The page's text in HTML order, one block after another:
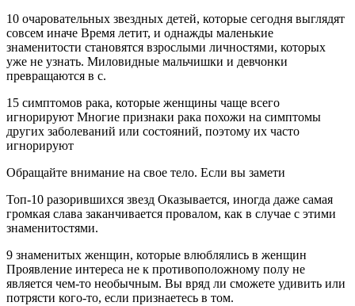
10 очаровательных звездных детей, которые сегодня выглядят
совсем иначе Время летит, и однажды маленькие
знаменитости становятся взрослыми личностями, которых
уже не узнать. Миловидные мальчишки и девчонки
превращаются в с.
15 симптомов рака, которые женщины чаще всего
игнорируют Многие признаки рака похожи на симптомы
других заболеваний или состояний, поэтому их часто
игнорируют
Обращайте внимание на свое тело. Если вы замети
Топ-10 разорившихся звезд Оказывается, иногда даже самая
громкая слава заканчивается провалом, как в случае с этими
знаменитостями.
9 знаменитых женщин, которые влюблялись в женщин
Проявление интереса не к противоположному полу не
является чем-то необычным. Вы вряд ли сможете удивить или
потрясти кого-то, если признаетесь в том.